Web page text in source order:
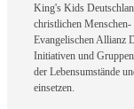
King's Kids
christlichen
Evangelischen Allianz
Initiativen und
der Lebensumstände
einsetzen.